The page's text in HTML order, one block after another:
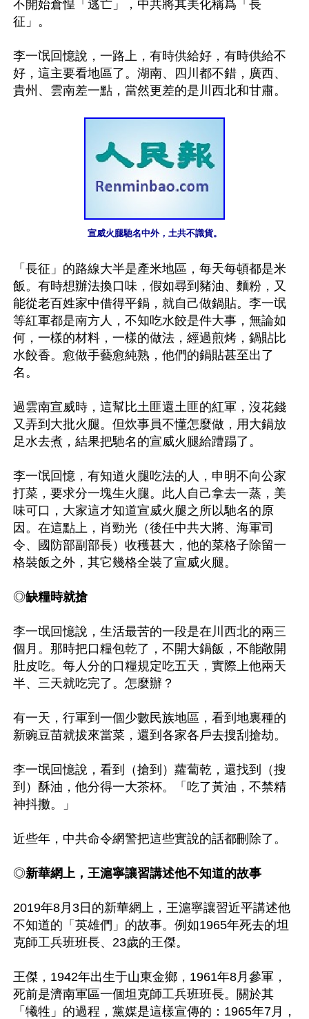
不開始倉惶「逃亡」，中共將其美化稱爲「長
征」。
李一氓回憶說，一路上，有時供給好，有時供給不
好，這主要看地區了。湖南、四川都不錯，廣西、
貴州、雲南差一點，當然更差的是川西北和甘肅。
宣威火腿馳名中外，土共不識貨。
「長征」的路線大半是產米地區，每天每頓都是米
飯。有時想辦法換口味，假如尋到豬油、麵粉，又
能從老百姓家中借得平鍋，就自己做鍋貼。李一氓
等紅軍都是南方人，不知吃水餃是件大事，無論如
何，一樣的材料，一樣的做法，經過煎烤，鍋貼比
水餃香。愈做手藝愈純熟，他們的鍋貼甚至出了
名。
過雲南宣威時，這幫比土匪還土匪的紅軍，沒花錢
又弄到大批火腿。但炊事員不懂怎麼做，用大鍋放
足水去煮，結果把馳名的宣威火腿給蹧蹋了。
李一氓回憶，有知道火腿吃法的人，申明不向公家
打菜，要求分一塊生火腿。此人自己拿去一蒸，美
味可口，大家這才知道宣威火腿之所以馳名的原
因。在這點上，肖勁光（後任中共大將、海軍司
令、國防部副部長）收穫甚大，他的菜格子除留一
格裝飯之外，其它幾格全裝了宣威火腿。
◎缺糧時就搶
李一氓回憶說，生活最苦的一段是在川西北的兩三
個月。那時把口糧包乾了，不開大鍋飯，不能敞開
肚皮吃。每人分的口糧規定吃五天，實際上他兩天
半、三天就吃完了。怎麼辦？
有一天，行軍到一個少數民族地區，看到地裏種的
新豌豆苗就拔來當菜，還到各家各戶去搜刮搶劫。
李一氓回憶說，看到（搶到）蘿蔔乾，還找到（搜
到）酥油，他分得一大茶杯。「吃了黃油，不禁精
神抖擻。」
近些年，中共命令網警把這些實說的話都刪除了。
◎新華網上，王滬寧讓習講述他不知道的故事
2019年8月3日的新華網上，王滬寧讓習近平講述他
不知道的「英雄們」的故事。例如1965年死去的坦
克師工兵班班長、23歲的王傑。
王傑，1942年出生于山東金鄉，1961年8月參軍，
死前是濟南軍區一個坦克師工兵班班長。關於其
「犧牲」的過程，黨媒是這樣宣傳的：1965年7月，